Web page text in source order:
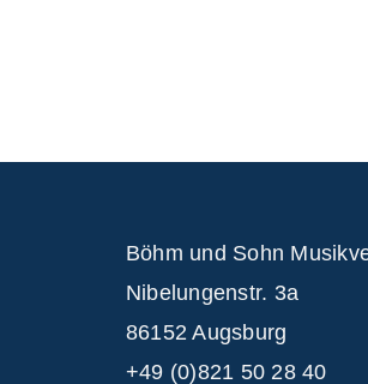
Böhm und Sohn
Nibelungenstr. 3a
86152 Augsburg
+49 (0)821 50 28 40